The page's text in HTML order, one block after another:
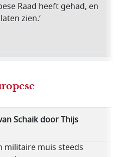
Raad heeft gehad, en
zien.’
Schaik door Thijs
militaire muis steeds